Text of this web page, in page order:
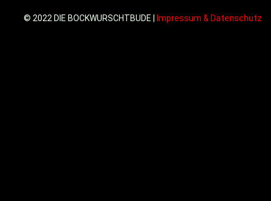
© 2022 DIE BOCKWURSCHTBUDE | Impressum & Datenschutz